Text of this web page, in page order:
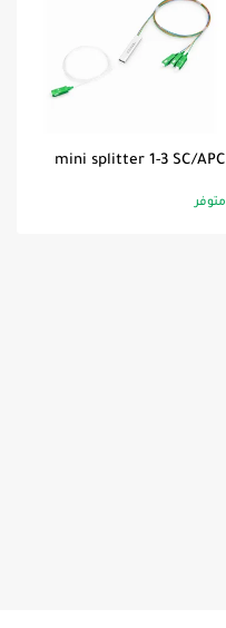
mini splitter 1-3 SC/APC
متوفر